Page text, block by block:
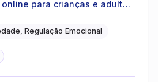
para crianças e adultos
e construir uma vida
Regulação Emocional